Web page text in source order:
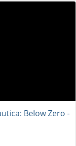
Below Zero -